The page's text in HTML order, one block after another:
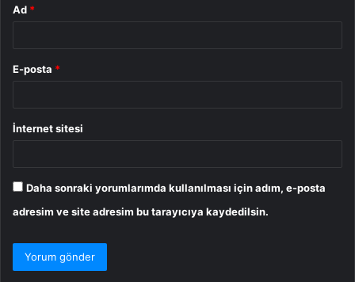
Ad *
E-posta *
İnternet sitesi
Daha sonraki yorumlarımda kullanılması için adım, e-posta
adresim ve site adresim bu tarayıcıya kaydedilsin.